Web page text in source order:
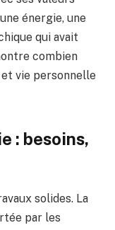
énergie, une
qui avait
combien
vie personnelle
: besoins,
solides. La
par les